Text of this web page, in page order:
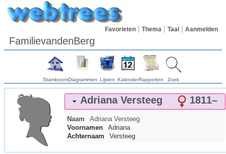
Favorieten Thema Taal Aanmelden
FamilievandenBerg
StamboomDiagrammen Lijsten KalenderRapporten Zoek
Adriana Versteeg 1811–
Naam Adriana Versteeg
Voornamen
Adriana
Achternaam
Versteeg